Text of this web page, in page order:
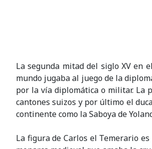
La segunda mitad del siglo XV en
mundo jugaba al juego de la
por la vía diplomática o militar. La
cantones suizos y por último el
continente como la Saboya de
La figura de Carlos el Temerario